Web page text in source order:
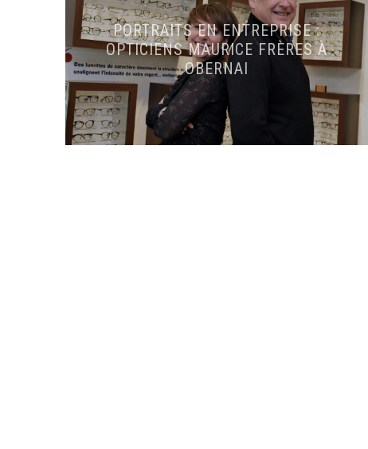
PORTRAITS EN ENTREPRISE :
OPTICIENS MAURICE FRÈRES À
OBERNAI